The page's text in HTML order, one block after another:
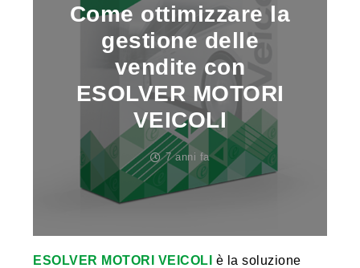
Come ottimizzare la
gestione delle
vendite con
ESOLVER MOTORI
VEICOLI
7 anni fa
ESOLVER MOTORI VEICOLI è la soluzione